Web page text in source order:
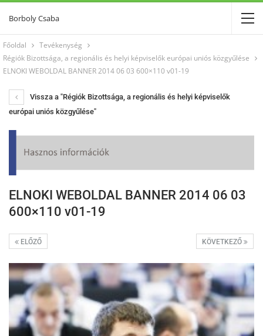
Borboly Csaba
Főoldal
Tevékenység
Régiók Bizottsága, a regionális és helyi képviselők európai uniós közgyűlése
ELNOKI WEBOLDAL BANNER 2014 06 03 600×110 v01-19
Vissza a "Régiók Bizottsága, a regionális és helyi képviselők
európai uniós közgyűlése"
ELNOKI WEBOLDAL BANNER 2014 06 03
600×110 v01-19
KÖVETKEZŐ
ELŐZŐ